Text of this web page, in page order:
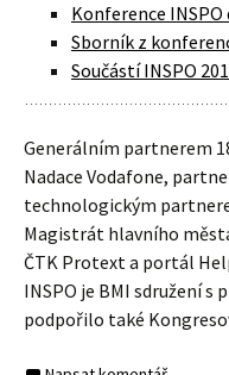
Generálním partnerem
Nadace Vodafone,
technologickým
ČTK Protext a portál
INSPO je BMI sdružení s
podpořilo také
Napsat komentář